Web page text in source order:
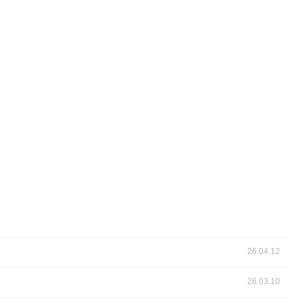
26.04.12
26.03.10